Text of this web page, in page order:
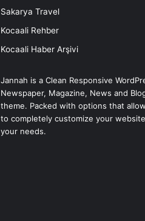
Sakarya Travel
Kocaali Rehber
Kocaali Haber Arşivi
Jannah is a Clean Responsive
Newspaper, Magazine, News and
theme. Packed with options that
to completely customize your
your needs.